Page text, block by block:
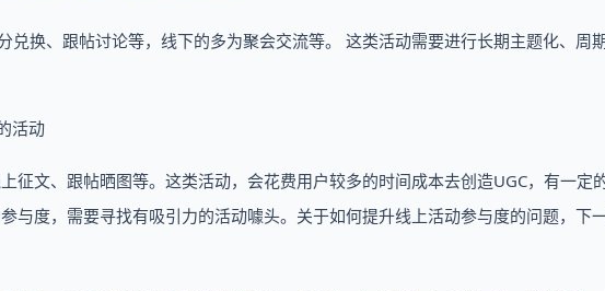
兑换、跟帖讨论等，线下的多为聚会交流等。 这类活动需要进行长期主题化、周
活动
征文、跟帖晒图等。这类活动，会花费用户较多的时间成本去创造UGC，有一定
与度，需要寻找有吸引力的活动噱头。关于如何提升线上活动参与度的问题，下